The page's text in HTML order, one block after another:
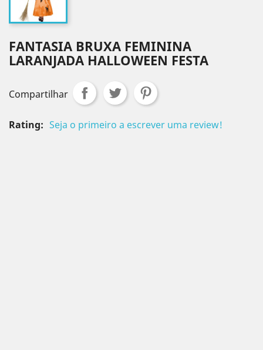
FANTASIA BRUXA FEMININA
LARANJADA HALLOWEEN FESTA
Compartilhar
Rating: Seja o primeiro a escrever uma review!